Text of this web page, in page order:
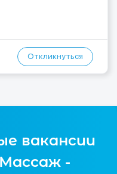
Откликнуться
вакансии
-